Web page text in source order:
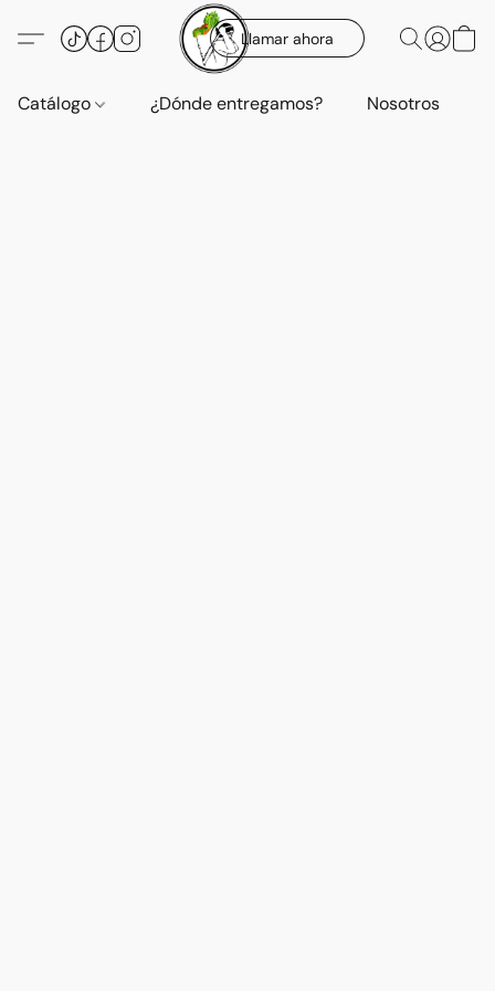
Llamar ahora
Catálogo ¿Dónde entregamos? Nosotros